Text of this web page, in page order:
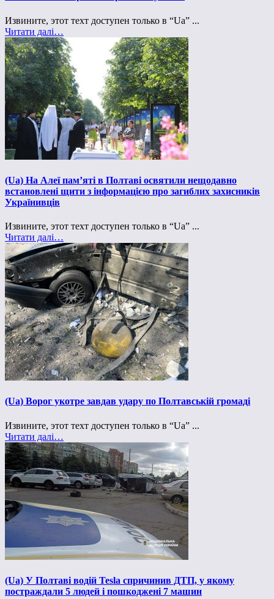
Извините, этот техт доступен только в “Ua” ...
Читати далі…
(Ua) На Алеї пам’яті в Полтаві освятили нещодавно
встановлені щити з інформацією про загиблих захисників
Українивців
Извините, этот техт доступен только в “Ua” ...
Читати далі…
(Ua) Ворог укотре завдав удару по Полтавській громаді
Извините, этот техт доступен только в “Ua” ...
Читати далі…
(Ua) У Полтаві водій Tesla спричинив ДТП, у якому
постраждали 5 людей і пошкоджені 7 машин